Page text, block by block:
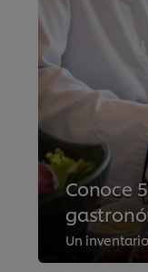
Conoce